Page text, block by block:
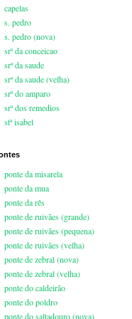
capelas
s. pedro
s. pedro (nova)
srª da conceicao
srª da saude
srª da saude (velha)
srª do amparo
srª dos remedios
stª isabel
ponte da misarela
ponte da mua
ponte da rês
ponte de ruivães (grande)
ponte de ruivães (pequena)
ponte de ruivães (velha)
ponte de zebral (nova)
ponte de zebral (velha)
ponte do caldeirão
ponte do poldro
ponte do saltadouro (nova)